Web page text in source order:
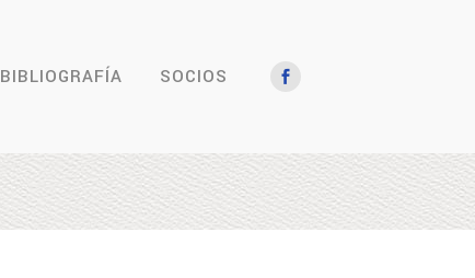
BIBLIOGRAFÍA SOCIOS